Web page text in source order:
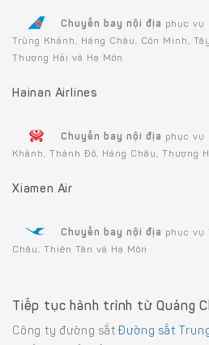
Chuyến bay nội địa phục vụ
Trùng Khánh, Hàng Châu, Côn Minh,
Thượng Hải và Hạ Môn
Hainan Airlines
Chuyến bay nội địa phục vụ
Khánh, Thành Đô, Hàng Châu, Thượng
Xiamen Air
Chuyến bay nội địa phục vụ
Châu, Thiên Tân và Hạ Môn
Tiếp tục hành trình từ Quảng
Công ty đường sắtĐường sắt